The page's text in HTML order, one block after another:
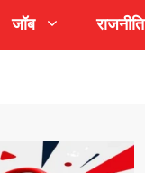
जॉब राजनीति